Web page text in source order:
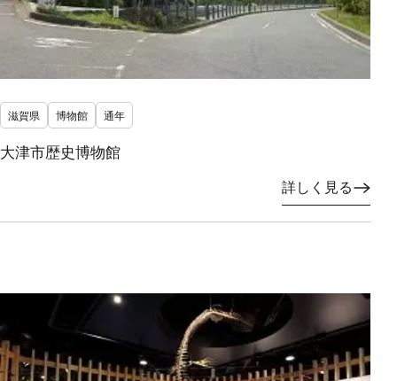
滋賀県 博物館 通年
大津市歴史博物館
詳しく見る